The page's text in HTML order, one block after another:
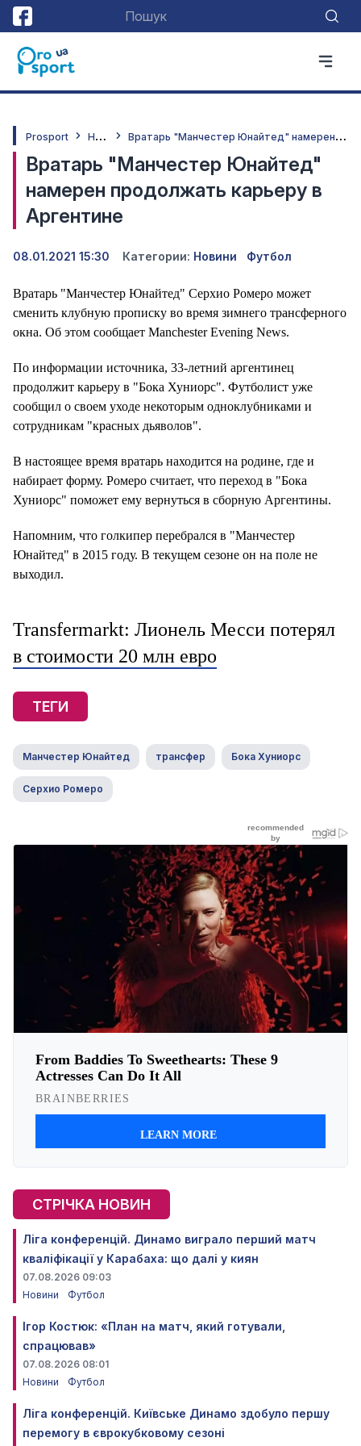
Prosport Н
овини В
ратарь "Манчестер Юнайтед" намерен продолжать карьеру в Аргентине
Вратарь "Манчестер Юнайтед"
намерен продолжать карьеру в
Аргентине
08.01.2021 15:30 Категории: Новини Футбол
Вратарь "Манчестер Юнайтед" Серхио Ромеро может
сменить клубную прописку во время зимнего трансферного
окна. Об этом сообщает Manchester Evening News.
По информации источника, 33-летний аргентинец
продолжит карьеру в "Бока Хуниорс". Футболист уже
сообщил о своем уходе некоторым одноклубниками и
сотрудникам "красных дьяволов".
В настоящее время вратарь находится на родине, где и
набирает форму. Ромеро считает, что переход в "Бока
Хуниорс" поможет ему вернуться в сборную Аргентины.
Напомним, что голкипер перебрался в "Манчестер
Юнайтед" в 2015 году. В текущем сезоне он на поле не
выходил.
Transfermarkt: Лионель Месси потерял
в стоимости 20 млн евро
ТЕГИ
Манчестер Юнайтед трансфер Бока Хуниорс
Серхио Ромеро
СТРІЧКА НОВИН
Ліга конференцій. Динамо виграло перший матч
кваліфікації у Карабаха: що далі у киян
07.08.2026 09:03
Новини
Футбол
Ігор Костюк: «План на матч, який готували,
спрацював»
07.08.2026 08:01
Новини
Футбол
Ліга конференцій. Київське Динамо здобуло першу
перемогу в єврокубковому сезоні